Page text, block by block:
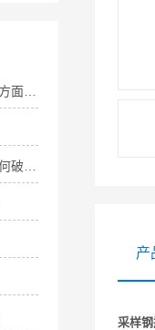
产
采样
便携式气相色谱仪在环境监测方面有哪些应用？